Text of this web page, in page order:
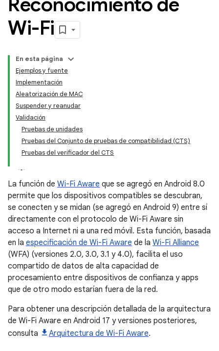
Wi-Fi
En esta página
Ejemplos y fuente
Implementación
Aleatorización de MAC
Suspender y reanudar
Validación
Pruebas de unidades
Pruebas del Conjunto de pruebas de compatibilidad (CTS)
Pruebas del verificador del CTS
La función de Wi-Fi Aware que se agregó en Android 8.0
permite que los dispositivos compatibles se descubran,
se conecten y se midan (se agregó en Android 9) entre sí
directamente con el protocolo de Wi-Fi Aware sin
acceso a Internet ni a una red móvil. Esta función, basada
en la especificación de Wi-Fi Aware de la Wi-Fi Alliance
(WFA) (versiones 2.0, 3.0, 3.1 y 4.0), facilita el uso
compartido de datos de alta capacidad de
procesamiento entre dispositivos de confianza y apps
que de otro modo estarían fuera de la red.
Para obtener una descripción detallada de la arquitectura
de Wi-Fi Aware en Android 17 y versiones posteriores,
consulta
Arquitectura de Wi-Fi Aware.